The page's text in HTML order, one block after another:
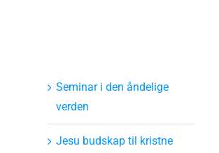
Seminar i den åndelige
verden
Jesu budskap til kristne